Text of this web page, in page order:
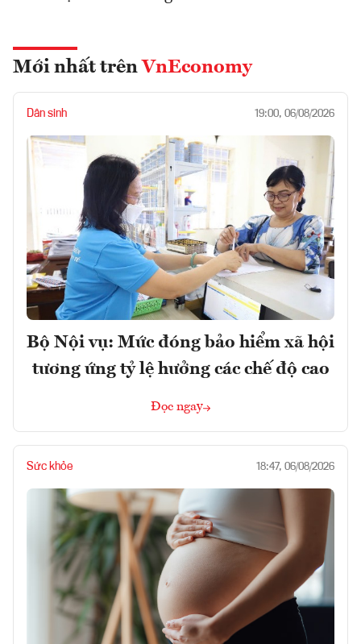
Mới nhất trên VnEconomy
Dân sinh 19:00, 06/08/2026
Bộ Nội vụ: Mức đóng bảo hiểm xã hội
tương ứng tỷ lệ hưởng các chế độ cao
Đọc ngay
Sức khỏe 18:47, 06/08/2026